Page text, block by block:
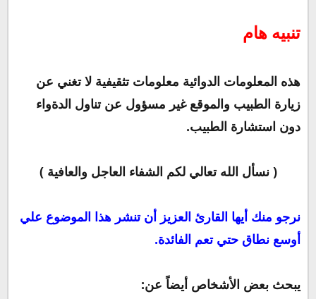
تنبيه هام
هذه المعلومات الدوائية معلومات تثقيفية لا تغني عن
زيارة الطبيب والموقع غير مسؤول عن تناول الدةواء
دون استشارة الطبيب.
( نسأل الله تعالي لكم الشفاء العاجل والعافية )
نرجو منك أيها القارئ العزيز أن تنشر هذا الموضوع علي
أوسع نطاق حتي تعم الفائدة.
يبحث بعض الأشخاص أيضاً عن: